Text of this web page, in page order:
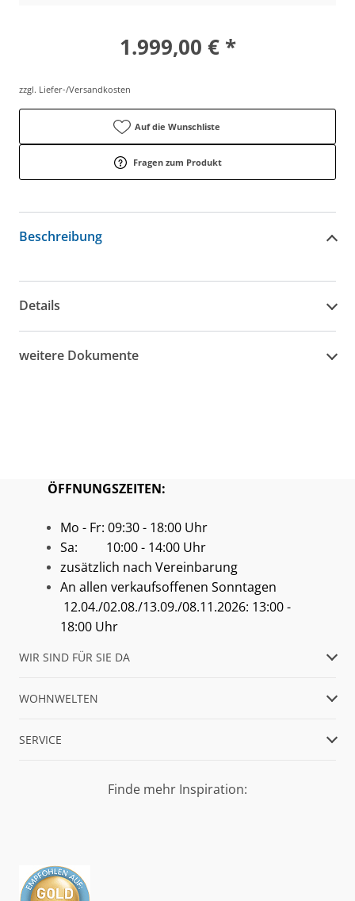
1.999,00 € *
zzgl. Liefer-/Versandkosten
Auf die Wunschliste
Fragen zum Produkt
Beschreibung
Details
weitere Dokumente
ÖFFNUNGSZEITEN:
Mo - Fr: 09:30 - 18:00 Uhr
Sa: 10:00 - 14:00 Uhr
zusätzlich nach Vereinbarung
An allen verkaufsoffenen Sonntagen
12.04./02.08./13.09./08.11.2026: 13:00 -
18:00 Uhr
WIR SIND FÜR SIE DA
WOHNWELTEN
SERVICE
Finde mehr Inspiration: